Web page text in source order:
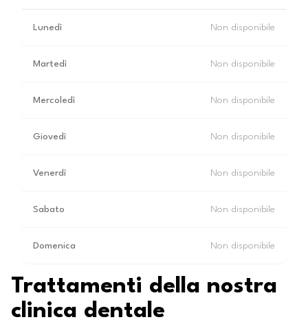
Lunedì Non disponibile
Martedì Non disponibile
Mercoledì Non disponibile
Giovedì Non disponibile
Venerdì Non disponibile
Sabato Non disponibile
Domenica Non disponibile
Trattamenti della nostra
clinica dentale